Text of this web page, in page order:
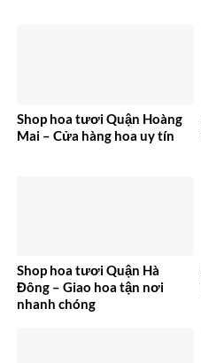
Shop hoa tươi Quận Hoàng
Mai – Cửa hàng hoa uy tín
Shop hoa tươi Quận Hà
Đông – Giao hoa tận nơi
nhanh chóng